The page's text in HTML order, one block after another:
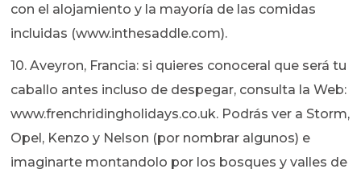
con el alojamiento y la mayoría de las comidas
incluidas (www.inthesaddle.com).
10. Aveyron, Francia: si quieres conoceral que será tu
caballo antes incluso de despegar, consulta la Web:
www.frenchridingholidays.co.uk. Podrás ver a Storm,
Opel, Kenzo y Nelson (por nombrar algunos) e
imaginarte montandolo por los bosques y valles de